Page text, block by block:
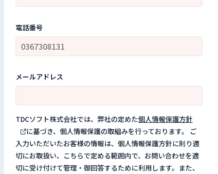
電話番号
メールアドレス
TDCソフト株式会社では、弊社の定めた個人情報保護方針
に基づき、個人情報保護の取組みを行っております。 ご
入力いただいたお客様の情報は、個人情報保護方針に則り適
切にお取扱い、こちらで定める範囲内で、お問い合わせを適
切に受け付けて管理・御回答するために利用します。また、